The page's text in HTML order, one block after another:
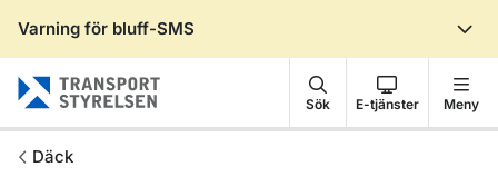
Varning för bluff-SMS
Sök E-tjänster Meny
Däck